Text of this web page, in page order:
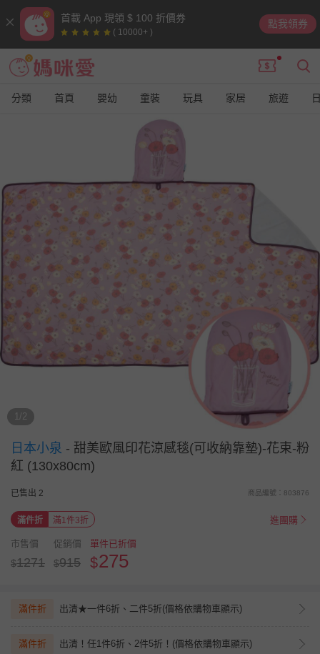
首載 App 現領 $ 100 折價券
( 10000+ )
點我領券
分類 首頁 嬰幼 童裝 玩具 家居 旅遊
1/2
日本小泉 - 甜美歐風印花涼感毯(可收納靠墊)-花束-粉
紅 (130x80cm)
已售出 2 商品編號：803876
滿件折 滿1件3折 進團購
市售價
$1271
促銷價
$915
單件已折價
$275
滿件折 出清★一件6折、二件5折(價格依購物車顯示)
滿件折 出清！任1件6折、2件5折！(價格依購物車顯示)